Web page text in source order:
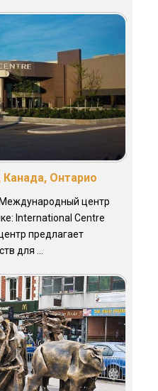
Онтарио
Международный центр
International Centre
предлагает
для ...